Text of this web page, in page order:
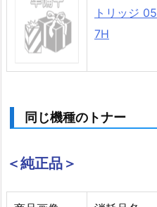
トリッジ 05
7H
同じ機種のトナー
＜純正品＞